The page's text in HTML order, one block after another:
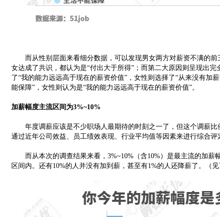
而从性别层面来看细分数据，可以发现男女两方对薪资不满的前
女达成了共识，都认为是“付出大于所得”；而第二大原因则呈现出
了“我的能力远远高于现在的薪资价值”，女性则选择了“从来没有加
能保障”，女性则认为是“我的能力远远高于现在的薪资价值”。
加薪幅度主流区间为3%~10%
年度调薪应该是不少职场人最期待的时刻之一了，但这个调薪比
通过近年公司效益、员工绩效表现、行业平均值等因素来进行综合评
而从本次的调查结果来看，3%~10%（含10%）是最主流的加薪
区间内。还有10%的人并没有加到薪，甚至有1%的人还降薪了。（